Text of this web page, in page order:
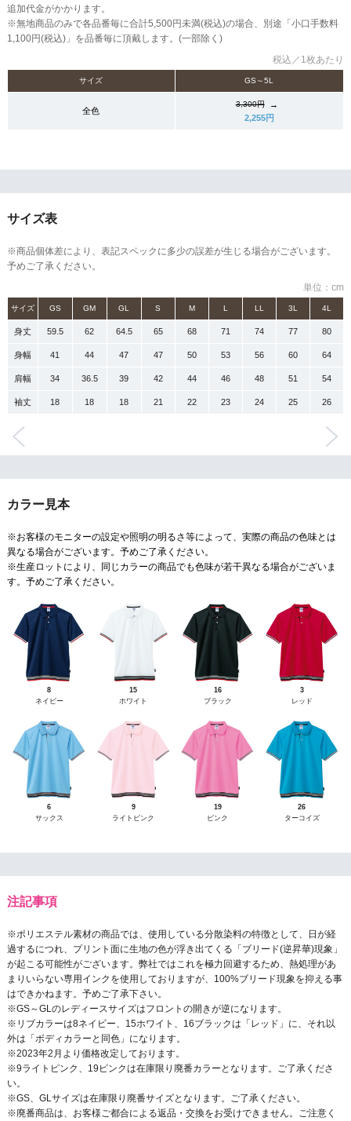
追加代金がかかります。
※無地商品のみで各品番毎に合計5,500円未満(税込)の場合、別途「小口手数料
1,100円(税込)」を品番毎に頂戴します。(一部除く)
税込／1枚あたり
サイズ GS～5L
全色
3,300円
→
2,255円
サイズ表
※商品個体差により、表記スペックに多少の誤差が生じる場合がございます。
予めご了承ください。
単位：cm
サイズ GS GM GL S M L LL 3L 4L
身丈 59.5 62 64.5 65 68 71 74 77 80
身幅 41 44 47 47 50 53 56 60 64
肩幅 34 36.5 39 42 44 46 48 51 54
袖丈 18 18 18 21 22 23 24 25 26
カラー見本
※お客様のモニターの設定や照明の明るさ等によって、実際の商品の色味とは
異なる場合がございます。予めご了承ください。
※生産ロットにより、同じカラーの商品でも色味が若干異なる場合がございま
す。予めご了承ください。
8
ネイビー
15
ホワイト
16
ブラック
3
レッド
6
サックス
9
ライトピンク
19
ピンク
26
ターコイズ
注記事項
※ポリエステル素材の商品では、使用している分散染料の特徴として、日が経
過するにつれ、プリント面に生地の色が浮き出てくる「ブリード(逆昇華)現象」
が起こる可能性がございます。弊社ではこれを極力回避するため、熱処理があ
まりいらない専用インクを使用しておりますが、100%ブリード現象を抑える事
はできかねます。予めご了承下さい。
※GS～GLのレディースサイズはフロントの開きが逆になります。
※リブカラーは8ネイビー、15ホワイト、16ブラックは「レッド」に、それ以
外は「ボディカラーと同色」になります。
※2023年2月より価格改定しております。
※9ライトピンク、19ピンクは在庫限り廃番カラーとなります。ご了承くださ
い。
※GS、GLサイズは在庫限り廃番サイズとなります。ご了承ください。
※廃番商品は、お客様ご都合による返品・交換をお受けできません。ご注意く